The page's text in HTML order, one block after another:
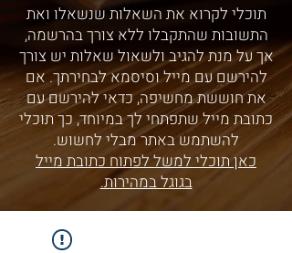
תוכלי לקרוא את השאלות שנשאלו ואת
התשובות שהתקבלו ללא צורך בהרשמה,
אך על מנת להגיב ולשאול שאלות יש צורך
להירשם עם מייל וסיסמא לבחירתך. אם
את חוששת מחשיפה, כדאי להירשם עם
כתובת מייל שתפתחי לך במיוחד, כך תוכלי
להשתמש באתר מבלי לחשוש.
כאן תוכלי למשל לפתוח כתובת מייל
בגוגל במהירות.